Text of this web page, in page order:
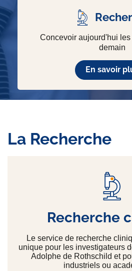
Concevoir aujourd'hui
demain
En savoir
La Recherche
Recherche
Le service de recherche
unique pour les investigateurs
Adolphe de Rothschild et
industriels ou